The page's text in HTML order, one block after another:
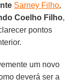
Sarney Filho,
Coelho Filho,
pontos
um novo
deverá ser a